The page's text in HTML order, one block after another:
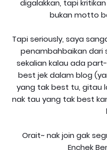
digalakkan, tapi
bukan motto
Tapi seriously, saya
penambahbaikan
sekalian kalau ada
best jek dalam blog
yang tak best tu, gitau
nak tau yang tak best
Orait~ nak join gak
Enchek